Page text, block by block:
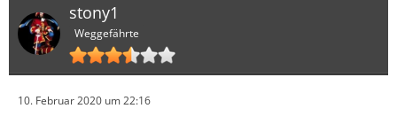
stony1
Weggefährte
10. Februar 2020 um 22:16